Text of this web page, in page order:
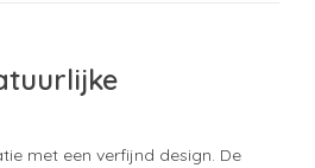
met een verfijnd design. De